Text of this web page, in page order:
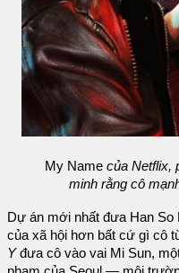
My Name của Netflix,
minh rằng cô
Dự án mới nhất đưa Han So
của xã hội hơn bất cứ gì cô
Yđưa cô vào vai Mi Sun,